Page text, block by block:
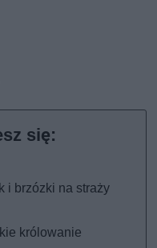
i brzózki na straży
królowanie